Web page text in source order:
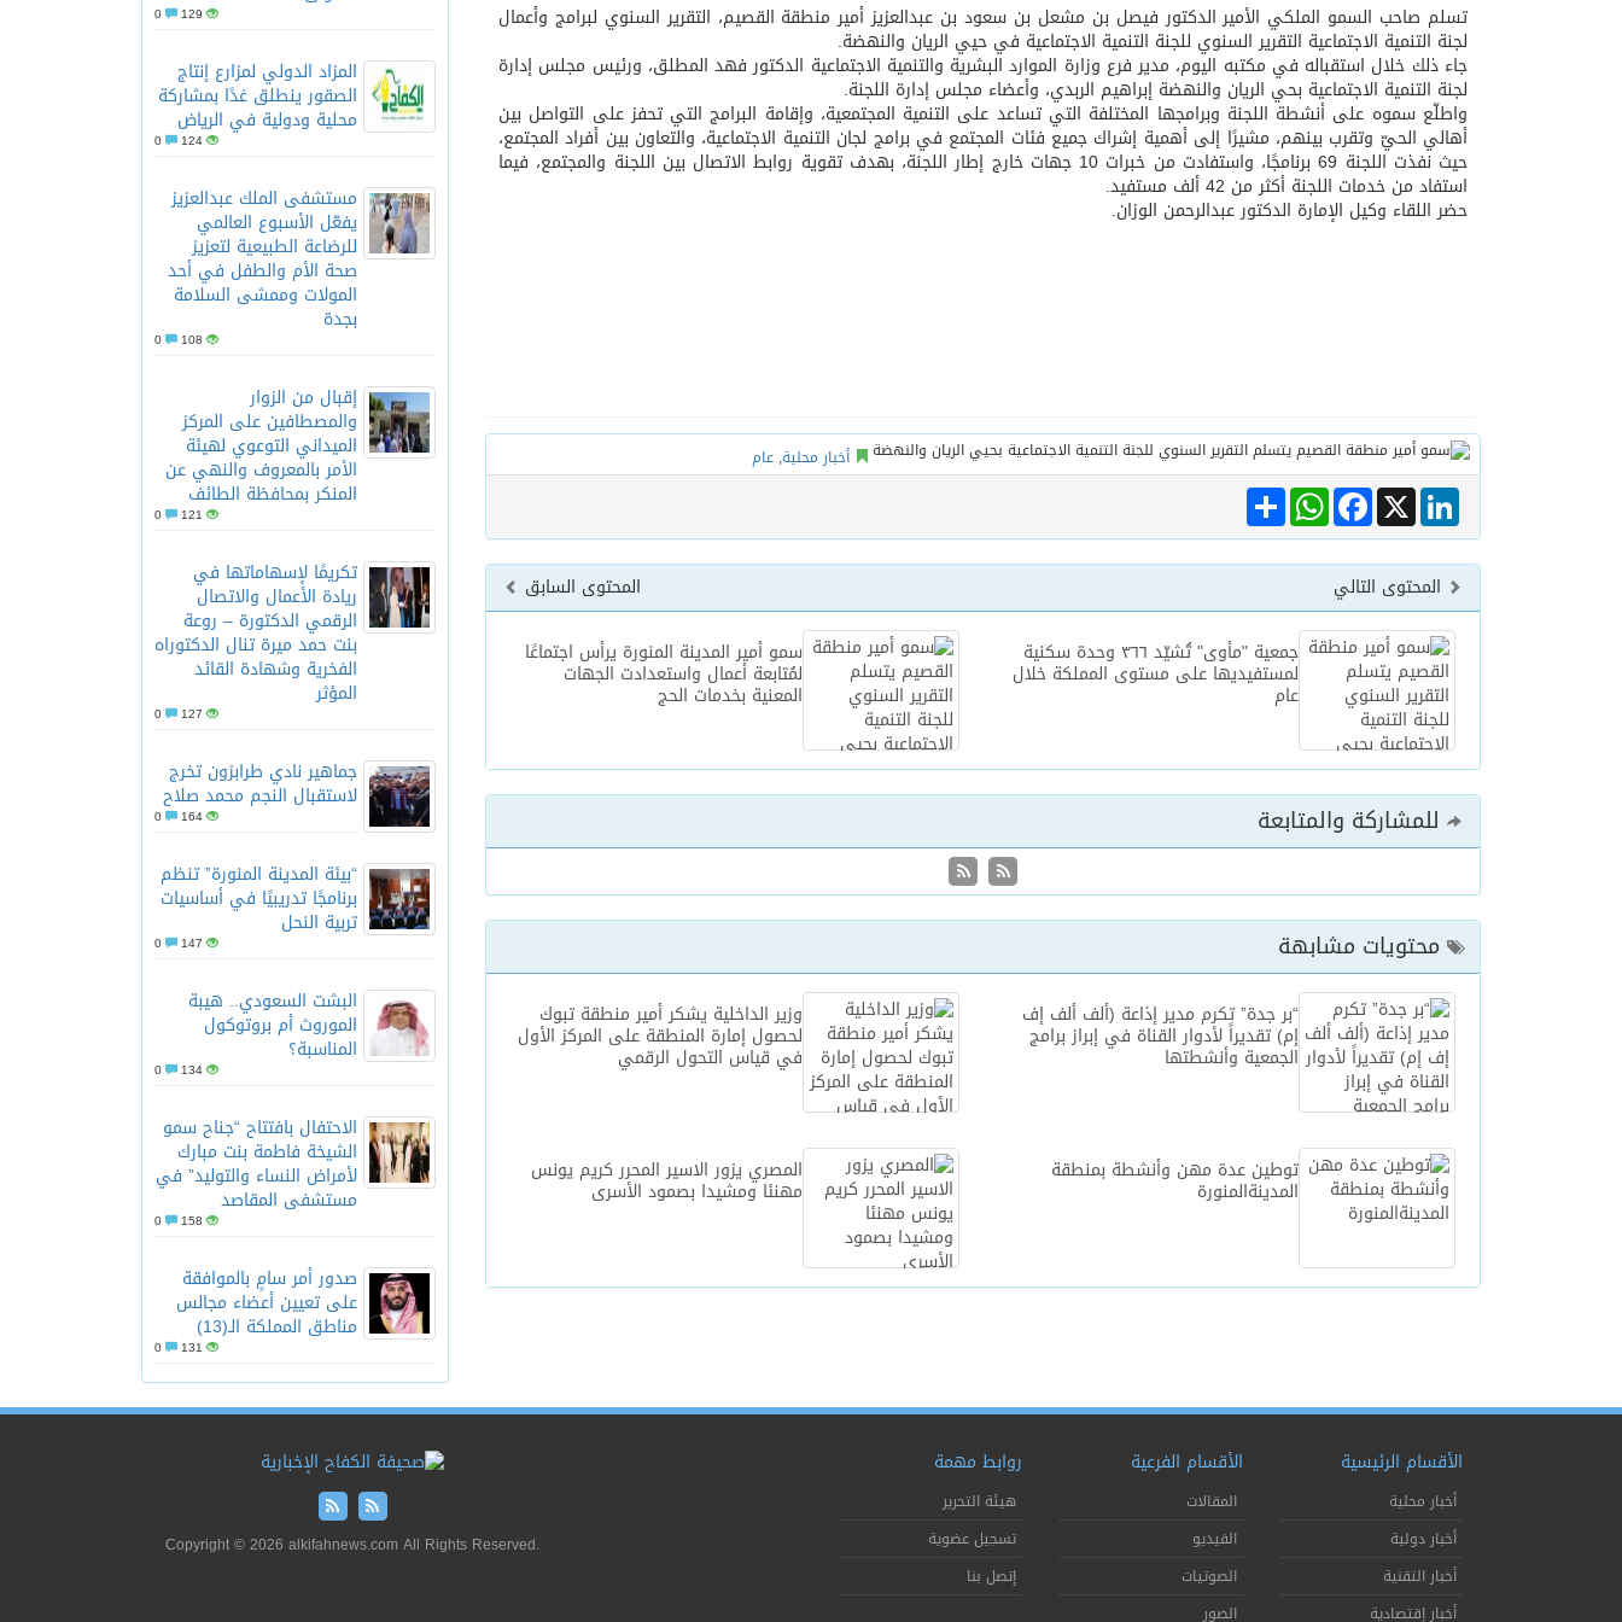
05/08/2026ترقية الدكتور – ماهر الخريشا
129
المزاد الدولي لمزارع إنتاج
الصقور ينطلق غدًا بمشاركة
محلية ودولية في الرياض
124
مستشفى الملك عبدالعزيز
يفعّل الأسبوع العالمي
للرضاعة الطبيعية لتعزيز
صحة الأم والطفل في أحد
المولات وممشى السلامة
بجدة
108
إقبال من الزوار
والمصطافين على المركز
الميداني التوعوي لهيئة
الأمر بالمعروف والنهي عن
المنكر بمحافظة الطائف
121
تكريمًا لإسهاماتها في
ريادة الأعمال والاتصال
الرقمي الدكتورة – روعة
بنت حمد ميرة تنال الدكتوراه
الفخرية وشهادة القائد
المؤثر
127
جماهير نادي طرابزون تخرج
لاستقبال النجم محمد صلاح
164
“بيئة المدينة المنورة” تنظم
برنامجًا تدريبيًا في أساسيات
تربية النحل
147
البشت السعودي.. هيبة
الموروث أم بروتوكول
المناسبة؟
134
الاحتفال بافتتاح “جناح سمو
الشيخة فاطمة بنت مبارك
لأمراض النساء والتوليد” في
مستشفى المقاصد
158
صدور أمر سامٍ بالموافقة
على تعيين أعضاء مجالس
مناطق المملكة الـ(13)
131
تسلم صاحب السمو الملكي الأمير الدكتور فيصل بن مشعل بن سعود بن عبدالعزيز أمير منطقة القصيم، التقرير السنوي لبرامج وأعمال
لجنة التنمية الاجتماعية التقرير السنوي للجنة التنمية الاجتماعية في حيي الريان والنهضة.
جاء ذلك خلال استقباله في مكتبه اليوم، مدير فرع وزارة الموارد البشرية والتنمية الاجتماعية الدكتور فهد المطلق، ورئيس مجلس إدارة
لجنة التنمية الاجتماعية بحي الريان والنهضة إبراهيم الربدي، وأعضاء مجلس إدارة اللجنة.
واطلّع سموه على أنشطة اللجنة وبرامجها المختلفة التي تساعد على التنمية المجتمعية، وإقامة البرامج التي تحفز على التواصل بين
أهالي الحيّ وتقرب بينهم، مشيرًا إلى أهمية إشراك جميع فئات المجتمع في برامج لجان التنمية الاجتماعية، والتعاون بين أفراد المجتمع،
حيث نفذت اللجنة 69 برنامجًا، واستفادت من خبرات 10 جهات خارج إطار اللجنة، بهدف تقوية روابط الاتصال بين اللجنة والمجتمع، فيما
استفاد من خدمات اللجنة أكثر من 42 ألف مستفيد.
حضر اللقاء وكيل الإمارة الدكتور عبدالرحمن الوزان.
أخبار محلية, عام
Share
WhatsAppFacebook X
LinkedIn
المحتوى السابق
المحتوى التالي
سمو أمير المدينة المنورة يرأس اجتماعًا
لمُتابعة أعمال واستعدادت الجهات
المعنية بخدمات الحج
جمعية "مأوى" تُشيّد ٣٦٦ وحدة سكنية
لمستفيديها على مستوى المملكة خلال
عام
للمشاركة والمتابعة
محتويات مشابهة
وزير الداخلية يشكر أمير منطقة تبوك
لحصول إمارة المنطقة على المركز الأول
في قياس التحول الرقمي
“بر جدة” تكرم مدير إذاعة (ألف ألف إف
إم) تقديراً لأدوار القناة في إبراز برامج
الجمعية وأنشطتها
المصري يزور الاسير المحرر كريم يونس
مهنئا ومشيدا بصمود الأسرى
توطين عدة مهن وأنشطة بمنطقة
المدينةالمنورة
الأقسام الرئيسية
أخبار محلية
أخبار دولية
أخبار التقنية
أخبار إقتصادية
الأقسام الفرعية
المقالات
الفيديو
الصوتيات
الصور
روابط مهمة
هيئة التحرير
تسجيل عضوية
إتصل بنا
Copyright © 2026 alkifahnews.com All Rights Reserved.